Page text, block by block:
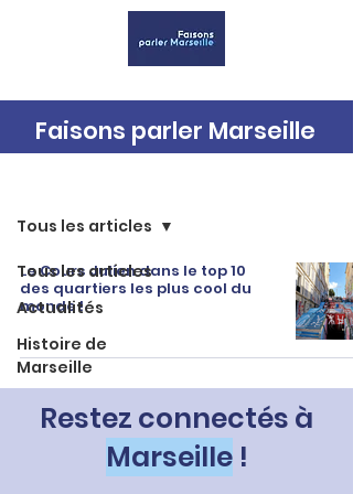
Faisons parler Marseille
Tous les articles
Actualités
Histoire de
Marseille
Tous les articles
Le Cours Julien dans le top 10
des quartiers les plus cool du
monde !
Restez connectés à
Marseille!